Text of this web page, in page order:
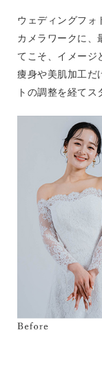
ウェディングフォ
カメラワークに、
てこそ、イメージ
痩身や美肌加工だ
トの調整を経てス